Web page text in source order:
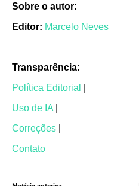
Sobre o autor:
Editor: Marcelo Neves
Transparência:
Política Editorial
Uso de IA
Correções
Contato